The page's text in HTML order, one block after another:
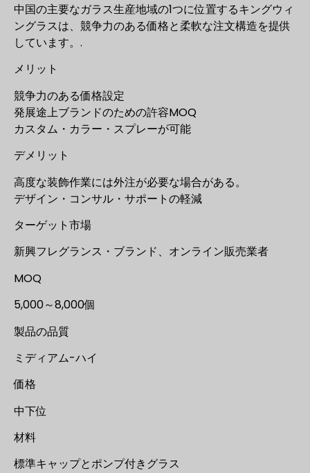
中国の主要なガラス生産地域の1つに位置するキングウィ
ングラスは、競争力のある価格と柔軟な注文構造を提供
しています。.
メリット
競争力のある価格設定
発展途上ブランドのための許容MOQ
カスタム・カラー・スプレーが可能
デメリット
高度な装飾作業には外注が必要な場合がある。
デザイン・コンサル・サポートの軽減
ターゲット市場
新興フレグランス・ブランド、オンライン販売業者
MOQ
5,000～8,000個
製品の品質
ミディアム-ハイ
価格
中下位
材料
標準キャップとポンプ付きグラス